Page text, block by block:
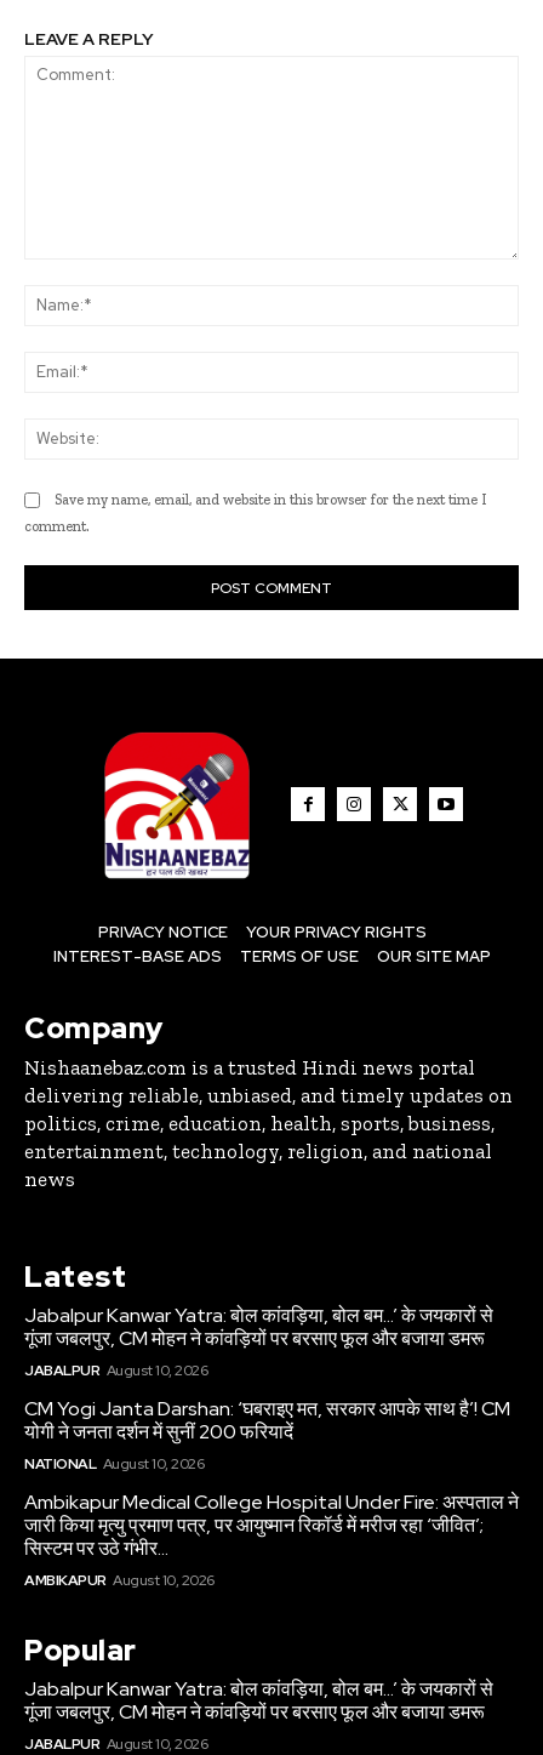
LEAVE A REPLY
Save my name, email, and website in this browser for the next time I
comment.
PRIVACY NOTICE
YOUR PRIVACY RIGHTS
INTEREST-BASE ADS
TERMS OF USE OUR SITE MAP
Company
Nishaanebaz.com is a trusted Hindi news portal
delivering reliable, unbiased, and timely updates on
politics, crime, education, health, sports, business,
entertainment, technology, religion, and national
news
Latest
Jabalpur Kanwar Yatra: बोल कांवड़िया, बोल बम…’ के जयकारों से
गूंजा जबलपुर, CM मोहन ने कांवड़ियों पर बरसाए फूल और बजाया डमरू
JABALPUR August 10, 2026
CM Yogi Janta Darshan: ‘घबराइए मत, सरकार आपके साथ है’! CM
योगी ने जनता दर्शन में सुनीं 200 फरियादें
NATIONAL August 10, 2026
Ambikapur Medical College Hospital Under Fire: अस्पताल ने
जारी किया मृत्यु प्रमाण पत्र, पर आयुष्मान रिकॉर्ड में मरीज रहा ‘जीवित’;
सिस्टम पर उठे गंभीर...
AMBIKAPUR August 10, 2026
Popular
Jabalpur Kanwar Yatra: बोल कांवड़िया, बोल बम…’ के जयकारों से
गूंजा जबलपुर, CM मोहन ने कांवड़ियों पर बरसाए फूल और बजाया डमरू
JABALPUR August 10, 2026